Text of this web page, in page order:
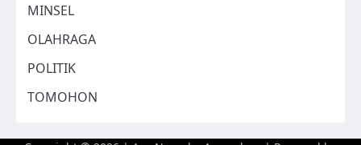
MINSEL
OLAHRAGA
POLITIK
TOMOHON